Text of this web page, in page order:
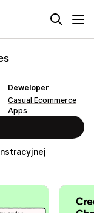
Deweloper
Casual Ecommerce
Apps